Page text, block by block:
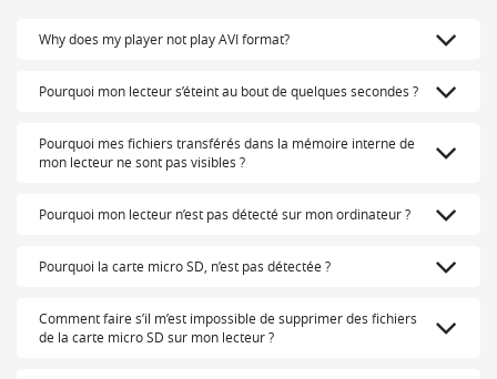
Why does my player not play AVI format?
Pourquoi mon lecteur s’éteint au bout de quelques secondes ?
Pourquoi mes fichiers transférés dans la mémoire interne de
mon lecteur ne sont pas visibles ?
Pourquoi mon lecteur n’est pas détecté sur mon ordinateur ?
Pourquoi la carte micro SD, n’est pas détectée ?
Comment faire s’il m’est impossible de supprimer des fichiers
de la carte micro SD sur mon lecteur ?